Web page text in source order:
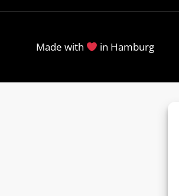
Made with in Hamburg